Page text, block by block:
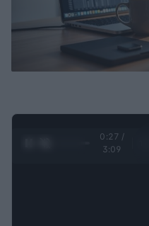
0:28 /
3:09